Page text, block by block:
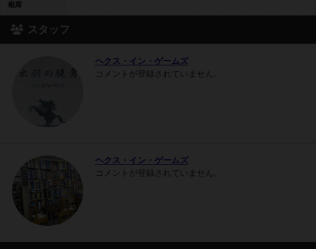
相席
スタッフ
ヘクス・イン・ゲームズ
コメントが登録されていません。
ヘクス・イン・ゲームズ
コメントが登録されていません。